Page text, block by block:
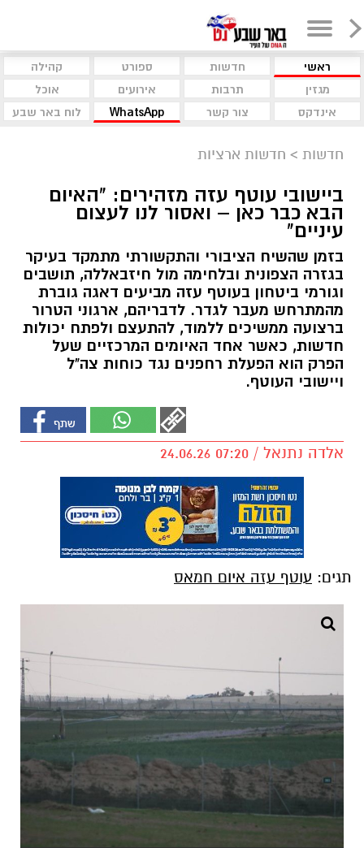
ראשי חדשות ספורט
קהילה
מגזין
תרבות אירועים
אוכל
אינדקס
צור קשר WhatsApp לוח באר שבע
חדשות > חדשות ארציות
ביישובי עוטף עזה מזהירים: "האיום
הבא כבר כאן – ואסור לנו לעצום
עיניים"
בזמן שהשיח הציבורי והתקשורתי מתמקד בעיקר
בגזרה הצפונית ובלחימה מול חיזבאללה, תושבים
וגורמי ביטחון בעוטף עזה מביעים דאגה גוברת
מהמתרחש מעבר לגדר. לדבריהם, ארגוני הטרור
ברצועה ממשיכים ללמוד, להתעצם ולפתח יכולות
חדשות, כאשר אחד האיומים המרכזיים שעל
הפרק הוא הפעלת רחפנים נגד כוחות צה"ל
ויישובי העוטף.
אלדה נתנאל / 07:20 24.06.26
עוטף עזה איום חמאס
שותף על ידי פורום עוטף ישראל
בשבועות האחרונים הצטברו עדויות ודיווחים
מהשטח המעידים כי ארגוני הטרור בעזה מנסים